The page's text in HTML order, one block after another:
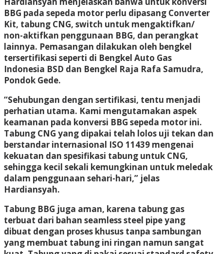
BBG pada sepeda motor perlu dipasang Converter
Kit, tabung CNG, switch untuk mengaktifkan/
non-aktifkan penggunaan BBG, dan perangkat
lainnya. Pemasangan dilakukan oleh bengkel
tersertifikasi seperti di Bengkel Auto Gas
Indonesia BSD dan Bengkel Raja Rafa Samudra,
Pondok Gede.
“Sehubungan dengan sertifikasi, tentu menjadi
perhatian utama. Kami mengutamakan aspek
keamanan pada konversi BBG sepeda motor ini.
Tabung CNG yang dipakai telah lolos uji tekan dan
berstandar internasional ISO 11439 mengenai
kekuatan dan spesifikasi tabung untuk CNG,
sehingga kecil sekali kemungkinan untuk meledak
dalam penggunaan sehari-hari,” jelas
Hardiansyah.
Tabung BBG juga aman, karena tabung gas
terbuat dari bahan seamless steel pipe yang
dibuat dengan proses khusus tanpa sambungan
yang membuat tabung ini ringan namun sangat